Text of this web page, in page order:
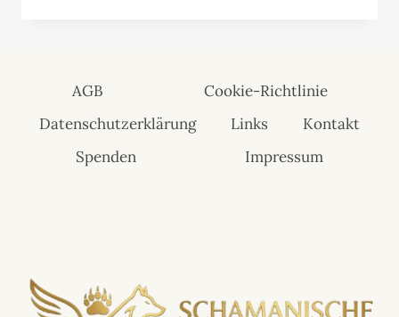
AGB
Cookie-Richtlinie
Datenschutzerklärung
Links
Kontakt
Spenden
Impressum